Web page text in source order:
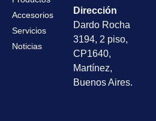
Accesorios
Servicios
Noticias
Dirección
Dardo Rocha
3194, 2 piso,
CP1640,
Martínez,
Buenos Aires.